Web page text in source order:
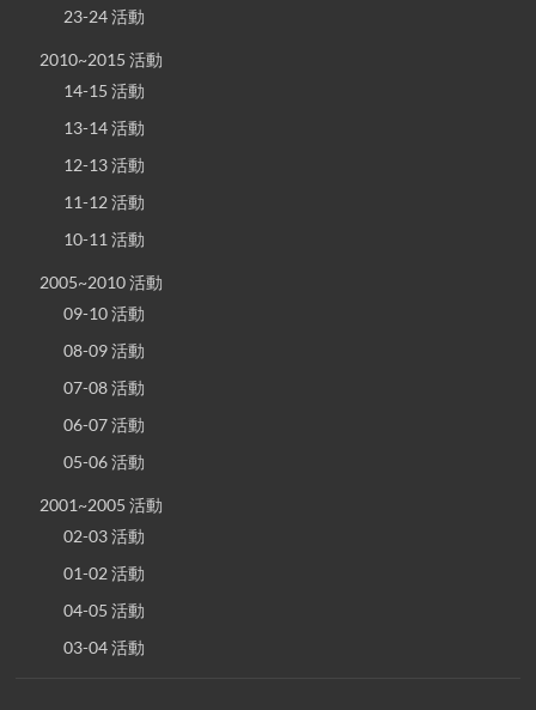
23-24 活動
2010~2015 活動
14-15 活動
13-14 活動
12-13 活動
11-12 活動
10-11 活動
2005~2010 活動
09-10 活動
08-09 活動
07-08 活動
06-07 活動
05-06 活動
2001~2005 活動
02-03 活動
01-02 活動
04-05 活動
03-04 活動